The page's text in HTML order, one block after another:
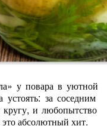
уповарав уютной
устоять: засоседним
кругу, и любопытство
этоабсолютный хит.